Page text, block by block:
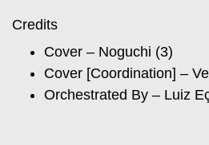
Credits
Cover – Noguchi (3)
Cover [Coordination] –
Orchestrated By – Luiz